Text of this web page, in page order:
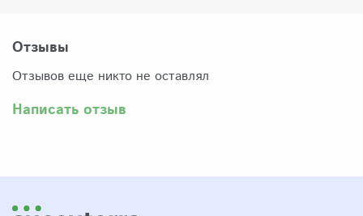
Отзывы
Отзывов еще никто не оставлял
Написать отзыв